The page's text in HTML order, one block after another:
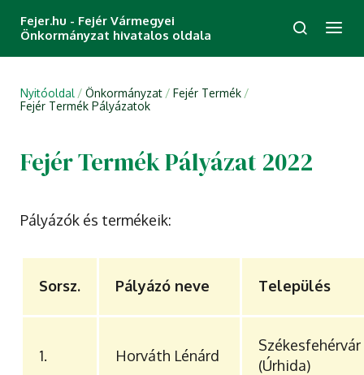
Fejer.hu - Fejér Vármegyei
Önkormányzat hivatalos oldala
Nyitóoldal Önkormányzat
Fejér Termék
Fejér Termék Pályázatok
Fejér Termék Pályázat 2022
Pályázók és termékeik:
Sorsz. Pályázó neve Település
1. Horváth Lénárd
Székesfehérvár
(Úrhida)